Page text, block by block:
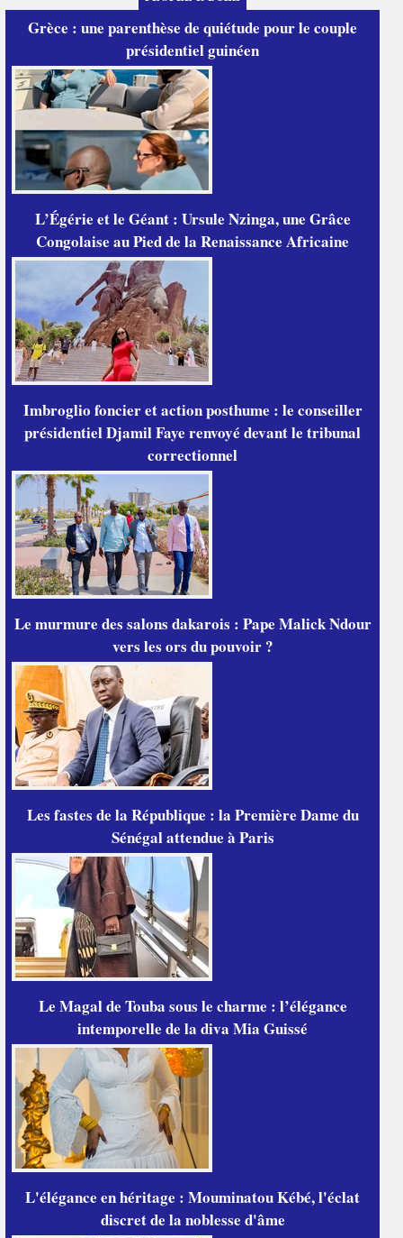
Grèce : une parenthèse de quiétude pour le couple
présidentiel guinéen
L’Égérie et le Géant : Ursule Nzinga, une Grâce
Congolaise au Pied de la Renaissance Africaine
Imbroglio foncier et action posthume : le conseiller
présidentiel Djamil Faye renvoyé devant le tribunal
correctionnel
Le murmure des salons dakarois : Pape Malick Ndour
vers les ors du pouvoir ?
Les fastes de la République : la Première Dame du
Sénégal attendue à Paris
Le Magal de Touba sous le charme : l’élégance
intemporelle de la diva Mia Guissé
L'élégance en héritage : Mouminatou Kébé, l'éclat
discret de la noblesse d'âme